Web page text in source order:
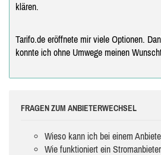
klären.
Tarifo.de eröffnete mir viele Optionen.
konnte ich ohne Umwege meinen
FRAGEN ZUM ANBIETERWECHSEL
Wieso kann ich bei einem
Wie funktioniert ein